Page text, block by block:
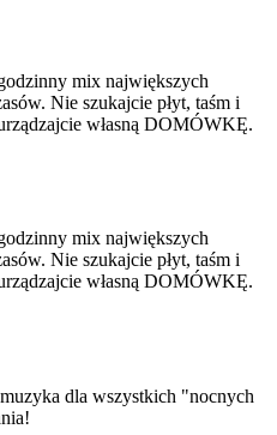
mix największych
Nie szukajcie płyt, taśm i
własną DOMÓWKĘ.
mix największych
Nie szukajcie płyt, taśm i
własną DOMÓWKĘ.
dla wszystkich "nocnych